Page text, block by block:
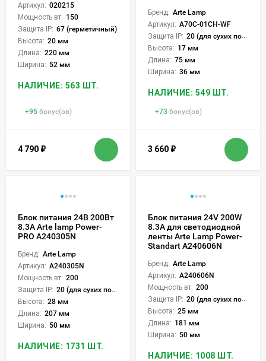
Артикул: 020215
Мощность вт: 150
Защита IP: 67 (герметичный)
Высота: 20 мм
Длина: 220 мм
Ширина: 52 мм
НАЛИЧИЕ: 563 ШТ.
+95 бонус(ов)
4 790 ₽
Бренд: Arte Lamp
Артикул: A70C-01CH-WF
Защита IP: 20 (для сухих пом.)
Высота: 17 мм
Длина: 75 мм
Ширина: 36 мм
НАЛИЧИЕ: 549 ШТ.
+73 бонус(ов)
3 660 ₽
Блок питания 24В 200Вт
8.3А Arte lamp Power-
PRO A240305N
Бренд: Arte Lamp
Артикул: A240305N
Мощность вт: 200
Защита IP: 20 (для сухих пом.)
Высота: 28 мм
Длина: 207 мм
Ширина: 50 мм
НАЛИЧИЕ: 1731 ШТ.
Блок питания 24V 200W
8.3А для светодиодной
ленты Arte Lamp Power-
Standart A240606N
Бренд: Arte Lamp
Артикул: A240606N
Мощность вт: 200
Защита IP: 20 (для сухих пом.)
Высота: 25 мм
Длина: 181 мм
Ширина: 50 мм
НАЛИЧИЕ: 1008 ШТ.